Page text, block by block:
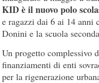
KID è il nuovo polo
e ragazzi dai 6 ai 14 anni
Donini e la scuola
Un progetto complessivo
finanziamenti di enti
per la rigenerazione